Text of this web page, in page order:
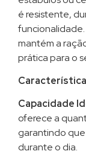
é resistente,
mantém a
prática para o
Capacidade
oferece a
garantindo
durante o dia.